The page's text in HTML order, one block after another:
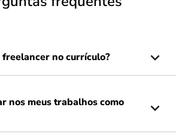
freelancer no currículo?
nos meus trabalhos como